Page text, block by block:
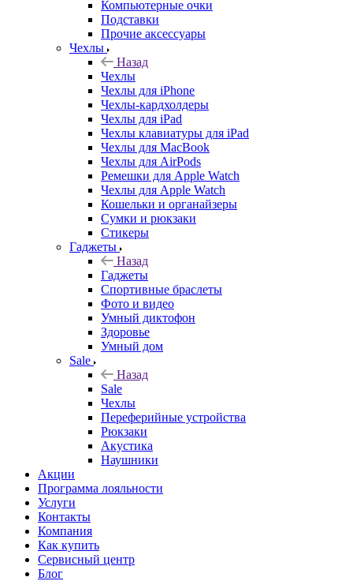
Компьютерные очки
Подставки
Прочие аксессуары
Чехлы
Назад
Чехлы
Чехлы для iPhone
Чехлы-кардхолдеры
Чехлы для iPad
Чехлы клавиатуры для iPad
Чехлы для MacBook
Чехлы для AirPods
Ремешки для Apple Watch
Чехлы для Apple Watch
Кошельки и органайзеры
Сумки и рюкзаки
Стикеры
Гаджеты
Назад
Гаджеты
Спортивные браслеты
Фото и видео
Умный диктофон
Здоровье
Умный дом
Sale
Назад
Sale
Чехлы
Переферийные устройства
Рюкзаки
Акустика
Наушники
Акции
Программа лояльности
Услуги
Контакты
Компания
Как купить
Сервисный центр
Блог